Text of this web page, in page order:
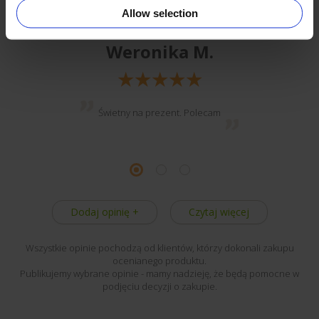
Allow selection
Weronika M.
Świetny na prezent. Polecam
Dodaj opinię + Czytaj więcej
Wszystkie opinie pochodzą od klientów, którzy dokonali zakupu
ocenianego produktu.
Publikujemy wybrane opinie - mamy nadzieję, że będą pomocne w
podjęciu decyzji o zakupie.